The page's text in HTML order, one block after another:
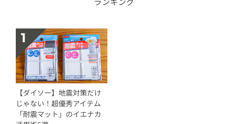
【ダイソー】地震対策だけ
じゃない！超優秀アイテム
「耐震マット」のイエナカ